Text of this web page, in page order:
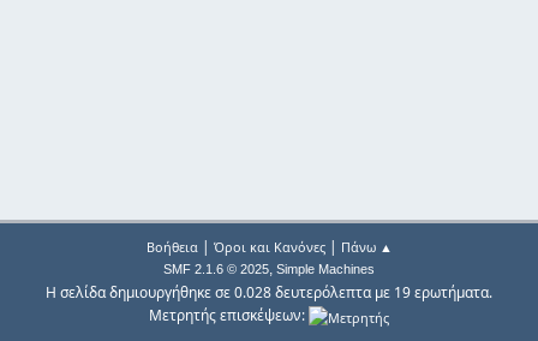
Βοήθεια| Όροι και Κανόνες| Πάνω ▲
SMF 2.1.6 © 2025, Simple Machines
Η σελίδα δημιουργήθηκε σε 0.028 δευτερόλεπτα με 19 ερωτήματα.
Μετρητής επισκέψεων: